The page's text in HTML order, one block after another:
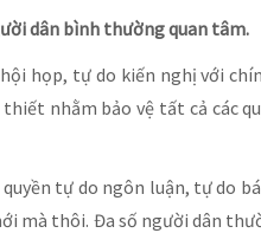
dân bình thường quan tâm.
họp, tự do kiến nghị với
nhằm bảo vệ tất cả các
tự do ngôn luận, tự do
mà thôi. Đa số người dân